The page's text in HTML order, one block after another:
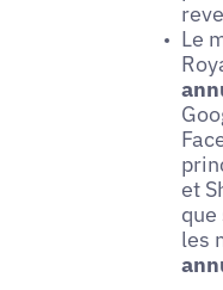
Le
et
les